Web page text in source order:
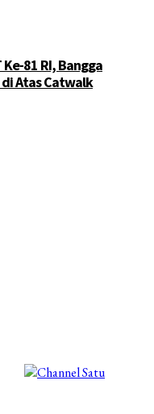
81 RI, Bangga
Atas Catwalk